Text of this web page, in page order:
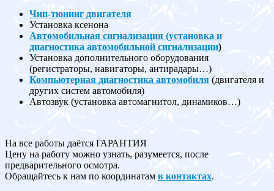
Чип-тюнинг двигателя
Установка ксенона
Автомобильная сигнализация (установка и
диагностика автомобильной сигнализации)
Установка дополнительного оборудования
(регистраторы, навигаторы, антирадары…)
Компьютерная диагностика автомобиля (двигателя и
других систем автомобиля)
Автозвук (установка автомагнитол, динамиков…)
На все работы даётся ГАРАНТИЯ
Цену на работу можно узнать, разумеется, после
предварительного осмотра.
Обращайтесь к нам по координатам в контактах.